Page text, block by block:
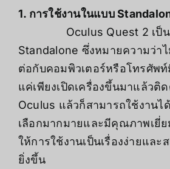
1. การใช้งานในแบบ
Oculus Quest 2 เป็นอุ
Standalone ซึ่งหมายความว่าไ
ต่อกับคอมพิวเตอร์หรือโทรศัพท์
แค่เพียงเปิดเครื่องขึ้นมาแล้วติ
Oculus แล้วก็สามารถใช้งานไ
เลือกมากมายและมีคุณภาพเยี่ย
ให้การใช้งานเป็นเรื่องง่ายและ
ยิ่งขึ้น